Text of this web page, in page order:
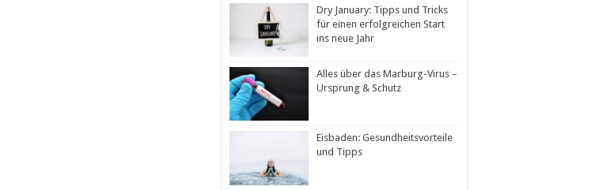
Dry January: Tipps und Tricks
für einen erfolgreichen Start
ins neue Jahr
Alles über das Marburg-Virus –
Ursprung & Schutz
Eisbaden: Gesundheitsvorteile
und Tipps